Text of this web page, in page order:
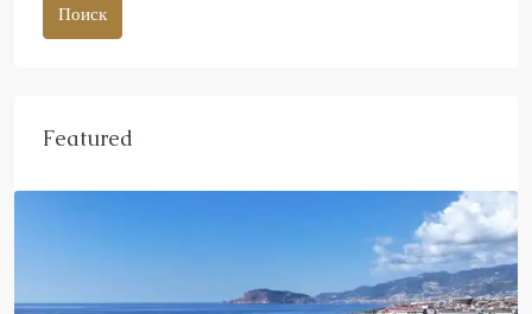
Поиск
Featured